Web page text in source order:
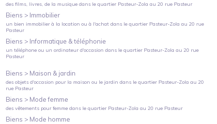
des films, livres, de la musique dans le quartier Pasteur-Zola au 20 rue Pasteur
Biens > Immobilier
un bien immobilier à la location ou à l'achat dans le quartier Pasteur-Zola au 20 rue
Pasteur
Biens > Informatique & téléphonie
un téléphone ou un ordinateur d'occasion dans le quartier Pasteur-Zola au 20 rue
Pasteur
Biens > Maison & jardin
des objets d'occasion pour la maison ou le jardin dans le quartier Pasteur-Zola au 20
rue Pasteur
Biens > Mode femme
des vêtements pour femme dans le quartier Pasteur-Zola au 20 rue Pasteur
Biens > Mode homme